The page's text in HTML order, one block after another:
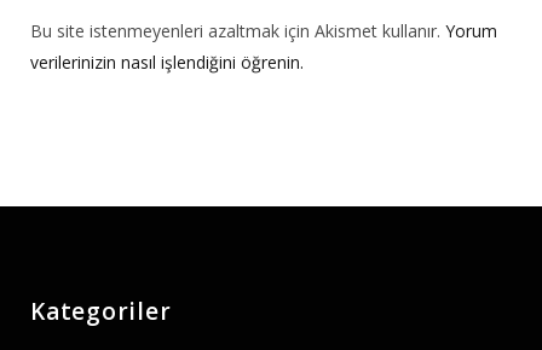
Bu site istenmeyenleri azaltmak için Akismet kullanır. Yorum
verilerinizin nasıl işlendiğini öğrenin.
Kategoriler